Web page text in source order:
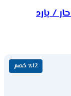
وحدة – حار / بارد
٪12 خصم